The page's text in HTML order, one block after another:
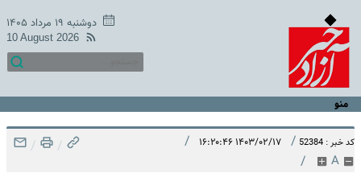
دوشنبه ۱۹ مرداد ۱۴۰۵
10 August 2026
منو
کد خبر : 52384 / ۱۴۰۳/۰۲/۱۷ ۱۶:۲۰:۴۶ /
A
/
/
/